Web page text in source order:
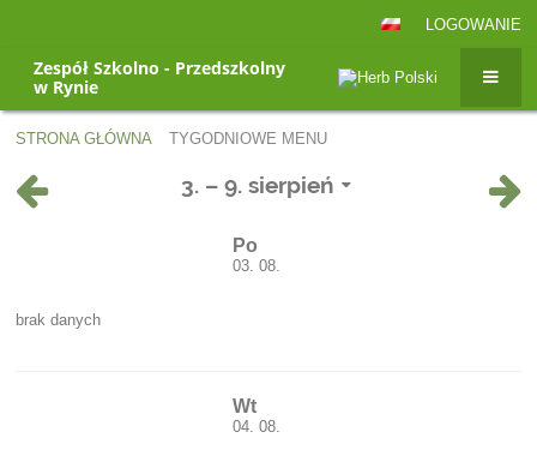
LOGOWANIE
Zespół Szkolno - Przedszkolny
w Rynie
STRONA GŁÓWNA TYGODNIOWE MENU
Tygodniowe
menu
3. – 9. sierpień
Po
03. 08.
brak danych
Wt
04. 08.